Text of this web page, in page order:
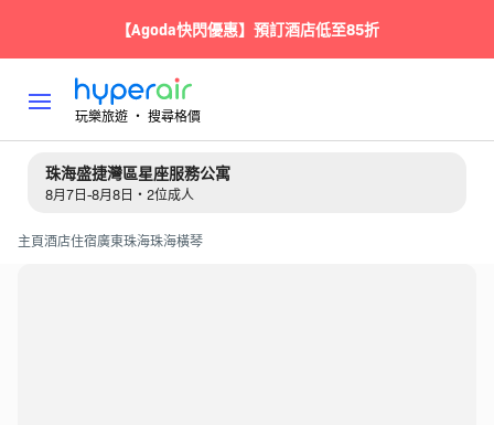
【Agoda快閃優惠】預訂酒店低至85折
玩樂旅遊 ‧ 搜尋格價
珠海盛捷灣區星座服務公寓
8月7日-8月8日・2位成人
主頁酒店住宿廣東珠海珠海橫琴